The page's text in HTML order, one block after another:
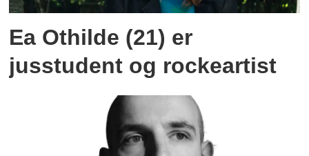
Ea Othilde (21) er
jusstudent og rockeartist